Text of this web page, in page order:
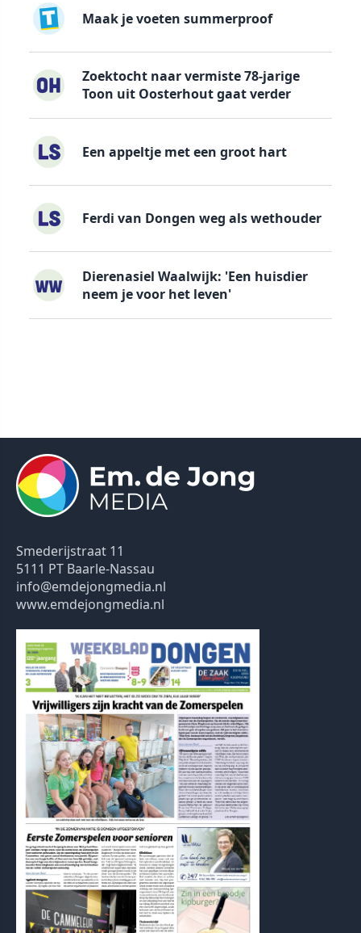
Maak je voeten summerproof
Zoektocht naar vermiste 78-jarige
Toon uit Oosterhout gaat verder
Een appeltje met een groot hart
Ferdi van Dongen weg als wethouder
Dierenasiel Waalwijk: 'Een huisdier
neem je voor het leven'
Smederijstraat 11
5111 PT Baarle-Nassau
info@emdejongmedia.nl
www.emdejongmedia.nl